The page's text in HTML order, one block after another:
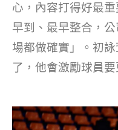
心，內容打得好最
早到、最早整合，
場都做確實」。初
了，他會激勵球員要